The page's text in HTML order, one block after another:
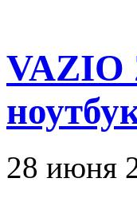
VAZIO
28 июня